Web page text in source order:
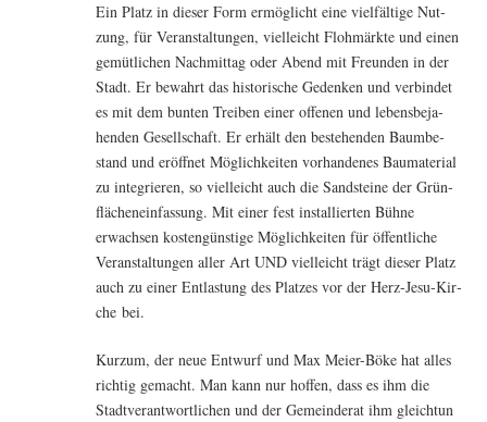
Ein Platz in die­ser Form ermög­licht eine viel­fäl­ti­ge Nut­
zung, für Ver­an­stal­tun­gen, viel­leicht Floh­märk­te und einen
gemüt­li­chen Nach­mit­tag oder Abend mit Freun­den in der
Stadt. Er bewahrt das his­to­ri­sche Geden­ken und ver­bin­det
es mit dem bun­ten Trei­ben einer offe­nen und lebens­be­ja­
hen­den Gesell­schaft. Er erhält den bestehen­den Baum­be­
stand und eröff­net Mög­lich­kei­ten vor­han­de­nes Bau­ma­te­ri­al
zu inte­grie­ren, so viel­leicht auch die Sand­stei­ne der Grün­
flä­chen­ein­fas­sung. Mit einer fest instal­lier­ten Büh­ne
erwach­sen kos­ten­güns­ti­ge Mög­lich­kei­ten für öffent­li­che
Ver­an­stal­tun­gen aller Art UND viel­leicht trägt die­ser Platz
auch zu einer Ent­las­tung des Plat­zes vor der Herz-Jesu-Kir­
che bei.
Kurz­um, der neue Ent­wurf und Max Mei­er-Böke hat alles
rich­tig gemacht. Man kann nur hof­fen, dass es ihm die
Stadt­ver­ant­wort­li­chen und der Gemein­de­rat ihm gleich­tun